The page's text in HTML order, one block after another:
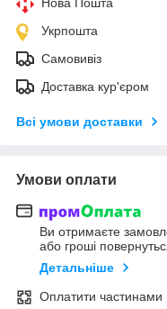
Укрпошта
Самовивіз
Доставка кур'єром
Всі умови доставки
Умови оплати
Ви отримаєте
або гроші
Детальніше
Оплатити частинами